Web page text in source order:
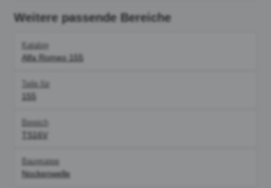
Weitere passende Bereiche
Katalog
Alfa Romeo 155
Teile für
155
Bereich
TS16V
Baugruppe
Nockenwelle